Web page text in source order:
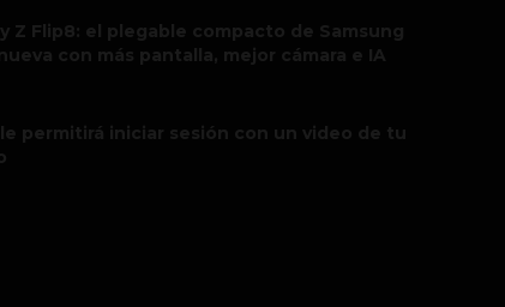
Z Flip8: el plegable compacto de Samsung
con más pantalla, mejor cámara e IA
permitirá iniciar sesión con un video de tu